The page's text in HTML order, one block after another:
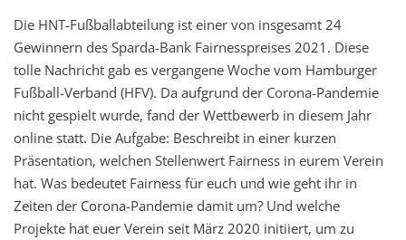
Die HNT-Fußballabteilung ist einer von insgesamt 24
Gewinnern des Sparda-Bank Fairnesspreises 2021. Diese
tolle Nachricht gab es vergangene Woche vom Hamburger
Fußball-Verband (HFV). Da aufgrund der Corona-Pandemie
nicht gespielt wurde, fand der Wettbewerb in diesem Jahr
online statt. Die Aufgabe: Beschreibt in einer kurzen
Präsentation, welchen Stellenwert Fairness in eurem Verein
hat. Was bedeutet Fairness für euch und wie geht ihr in
Zeiten der Corona-Pandemie damit um? Und welche
Projekte hat euer Verein seit März 2020 initiiert, um zu